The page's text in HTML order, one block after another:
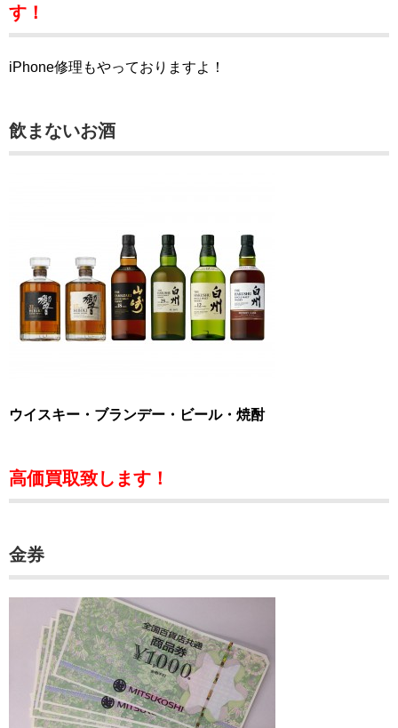
す！
iPhone修理もやっておりますよ！
飲まないお酒
ウイスキー・ブランデー・ビール・焼酎
高価買取致します！
金券